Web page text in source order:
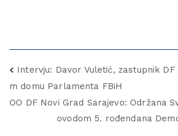
Intervju: Davor Vuletić, zastupnik
m domu Parlamenta FBiH
OO DF Novi Grad Sarajevo: Održana
ovodom 5. rođendana